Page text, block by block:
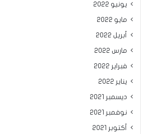
يونيو 2022
مايو 2022
أبريل 2022
مارس 2022
فبراير 2022
يناير 2022
ديسمبر 2021
نوفمبر 2021
أكتوبر 2021